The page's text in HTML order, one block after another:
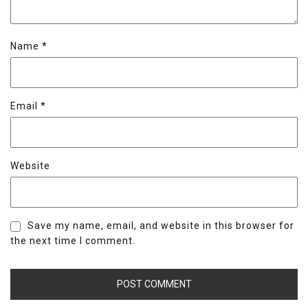
Name *
Email *
Website
Save my name, email, and website in this browser for
the next time I comment.